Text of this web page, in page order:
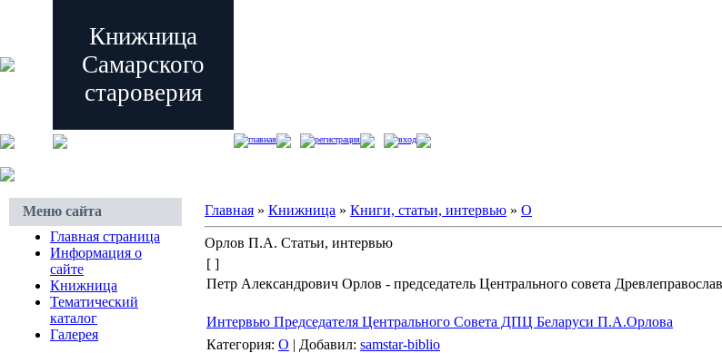
Книжница
Самарского
староверия
главная регистрация вход
Меню сайта
Главная страница
Информация о
сайте
Книжница
Тематический
каталог
Галерея
Главная » Книжница » Книги, статьи, интервью » О
Орлов П.А. Статьи, интервью
[ ]
Петр Александрович Орлов - председатель Центрального совета
Интервью Председателя Центрального Совета ДПЦ Беларуси П.А.Орлова
Категория: О | Добавил: samstar-biblio